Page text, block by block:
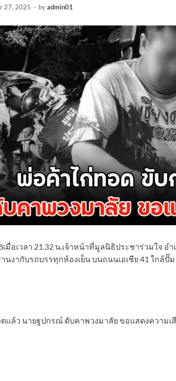
27, 2025 - byadmin01
เมื่อเวลา 21.32 น.เจ้าหน้าที่มูลนิธิประชาร่วมใจ อ
นงากับรถบรรทุกห้องเย็น บนถนนเอเชีย 41 ใกล้ปั๊